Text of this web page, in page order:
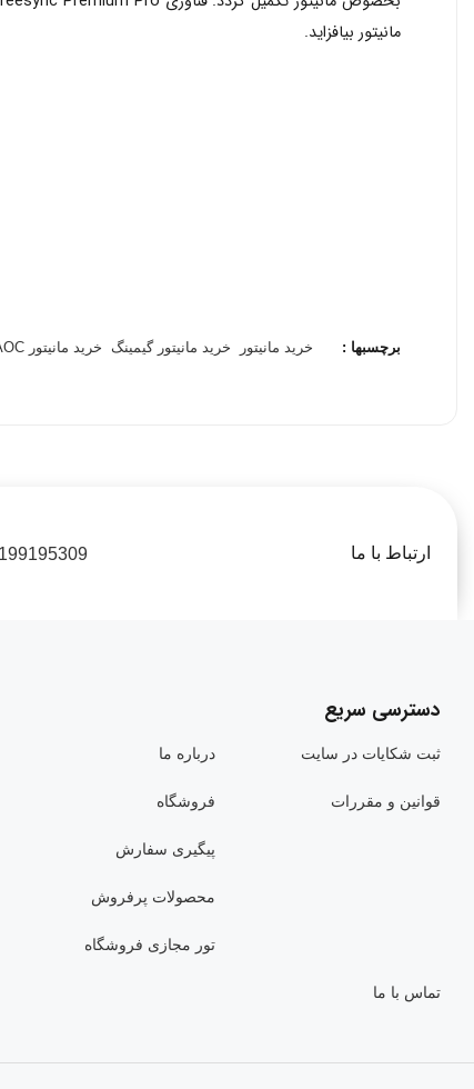
مانیتور بیافزاید.
برچسبها : خرید مانیتور خرید مانیتور گیمینگ خرید مانیتور AOC
ارتباط با ما
دسترسی سریع
ثبت شکایات در سایت درباره ما
قوانین و مقررات فروشگاه
پیگیری سفارش
محصولات پرفروش
تور مجازی فروشگاه
تماس با ما